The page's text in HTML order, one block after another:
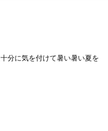
分に気を付けて暑い暑い夏を